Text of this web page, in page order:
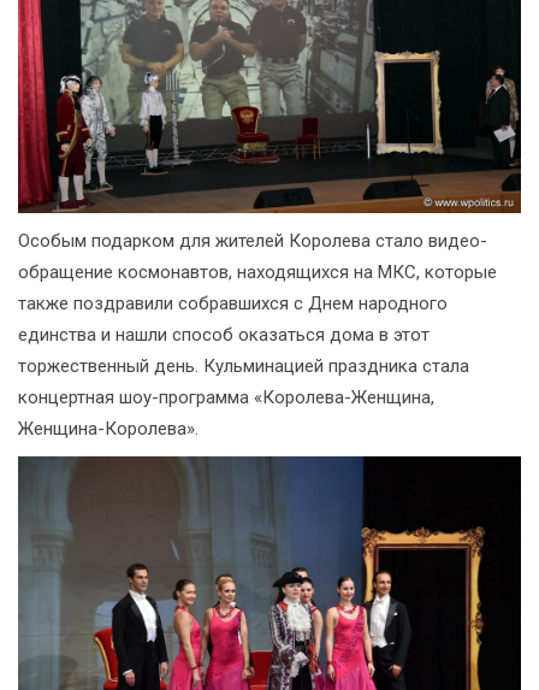
Особым подарком для жителей Королева стало видео-
обращение космонавтов, находящихся на МКС, которые
также поздравили собравшихся с Днем народного
единства и нашли способ оказаться дома в этот
торжественный день. Кульминацией праздника стала
концертная шоу-программа «Королева-Женщина,
Женщина-Королева».